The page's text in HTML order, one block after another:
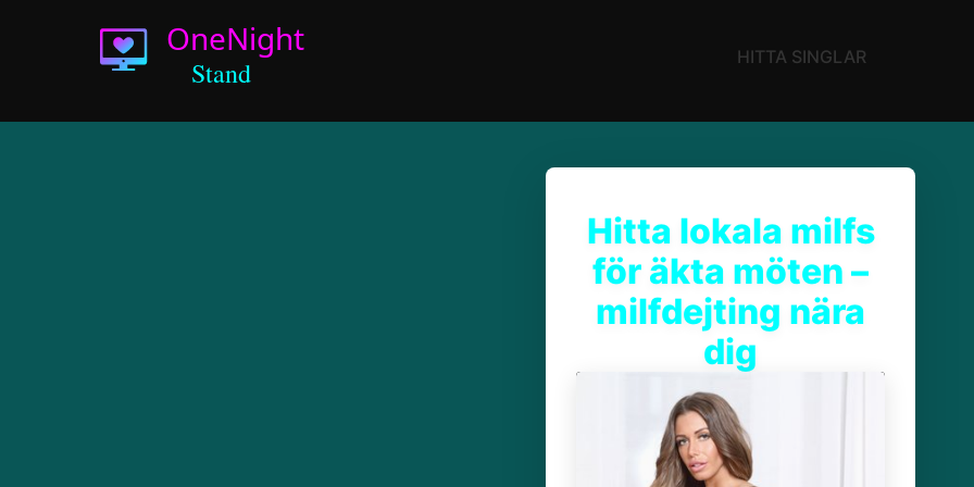
HITTA SINGLAR
Hitta lokala milfs
för äkta möten –
milfdejting nära
dig